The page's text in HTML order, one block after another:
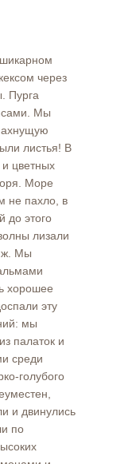
через
Пурга
Мы
листья! В
и цветных
Море
не пахло, в
до этого
лизали
Мы
хорошее
эту
мы
палаток и
среди
голубого
и двинулись
по